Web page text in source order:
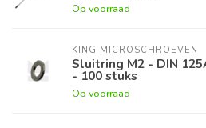
Op voorraad
KING MICROSCHROEVEN
Sluitring M2 - DIN
- 100 stuks
Op voorraad